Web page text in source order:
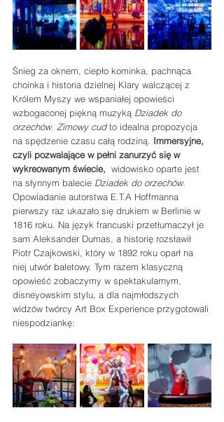
Śnieg za oknem, ciepło kominka, pachnąca
choinka i historia dzielnej Klary walczącej z
Królem Myszy we wspaniałej opowieści
wzbogaconej piękną muzyką Dziadek do
orzechów. Zimowy cud to idealna propozycja
na spędzenie czasu całą rodziną. Immersyjne,
czyli pozwalające w pełni zanurzyć się w
wykreowanym świecie, widowisko oparte jest
na słynnym balecie Dziadek do orzechów.
Opowiadanie autorstwa E.T.A Hoffmanna
pierwszy raz ukazało się drukiem w Berlinie w
1816 roku. Na język francuski przetłumaczył je
sam Aleksander Dumas, a historię rozsławił
Piotr Czajkowski, który w 1892 roku oparł na
niej utwór baletowy. Tym razem klasyczną
opowieść zobaczymy w spektakularnym,
disneyowskim stylu, a dla najmłodszych
widzów twórcy Art Box Experience przygotowali
niespodziankę: